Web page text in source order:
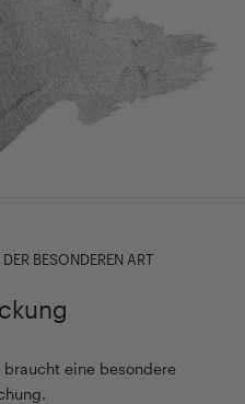
BESONDEREN ART
eine besondere